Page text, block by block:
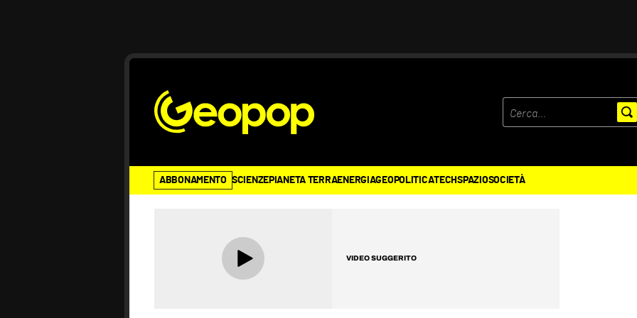
ABBONAMENTO SCIENZEPIANETA TERRAENERGIAGEOPOLITICATECHSPAZIOSOCIETÀ
VIDEO SUGGERITO